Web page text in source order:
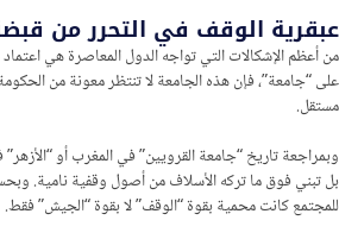
عبقرية الوقف في التحرر من
من أعظم الإشكالات التي تواجه الدول المعاصرة هي
على “جامعة”، فإن هذه الجامعة لا تنتظر معونة من
مستقل.
وبمراجعة تاريخ “جامعة القرويين” في المغرب أو
بل تبني فوق ما تركه الأسلاف من أصول وقفية نامية.
للمجتمع كانت محمية بقوة “الوقف” لا بقوة “الجيش” فقط.